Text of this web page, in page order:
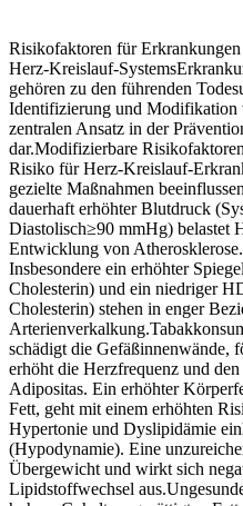
Risikofaktoren für Erkrankungen
gehören zu den führenden
Identifizierung und Modifikation
zentralen Ansatz in der
dar.Modifizierbare
Risiko für
gezielte Maßnahmen
dauerhaft erhöhter Blutdruck
Diastolisch≥90 mmHg) belastet
Entwicklung von
Insbesondere ein erhöhter
Cholesterin) und ein niedriger
Cholesterin) stehen in enger
schädigt die Gefäßinnenwände,
erhöht die Herzfrequenz und
Adipositas. Ein erhöhter
Fett, geht mit einem erhöhten
Hypertonie und Dyslipidämie
(Hypodynamie). Eine
Übergewicht und wirkt sich
Lipidstoffwechsel